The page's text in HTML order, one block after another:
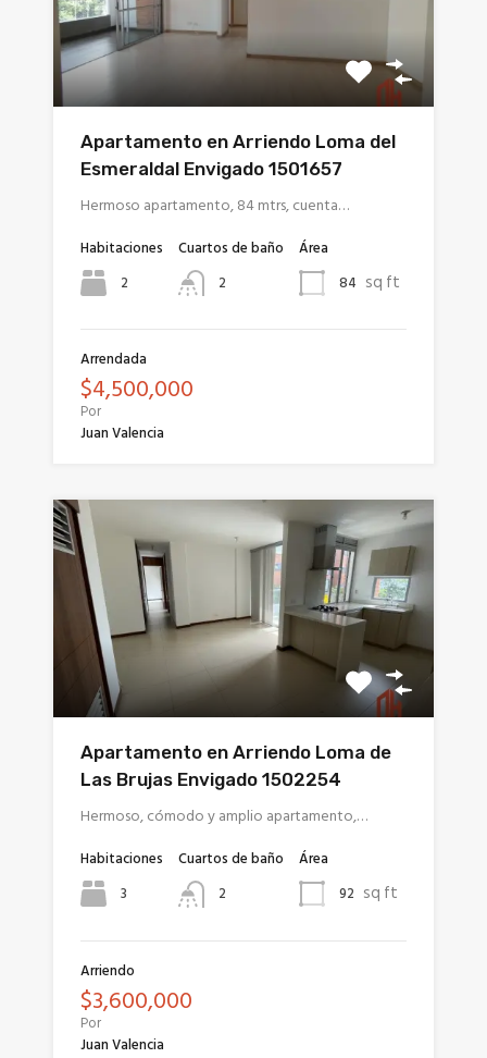
Apartamento en Arriendo Loma del
Esmeraldal Envigado 1501657
Hermoso apartamento, 84 mtrs, cuenta…
Habitaciones
2
Cuartos de baño
2
Área
84 sq ft
Arrendada
$4,500,000
Por
Juan Valencia
Apartamento en Arriendo Loma de
Las Brujas Envigado 1502254
Hermoso, cómodo y amplio apartamento,…
Habitaciones
3
Cuartos de baño
2
Área
92 sq ft
Arriendo
$3,600,000
Por
Juan Valencia